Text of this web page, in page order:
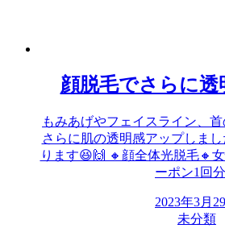
顔脱毛でさらに透
もみあげやフェイスライン、
さらに肌の透明感アップしま
ります😆🙌 🔸顔全体光脱毛🔸
ーポン1回
2023年3月
未分類